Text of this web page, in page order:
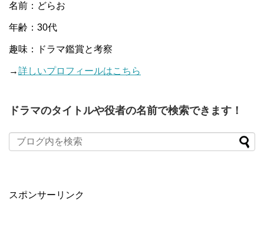
名前：どらお
年齢：30代
趣味：ドラマ鑑賞と考察
→詳しいプロフィールはこちら
ドラマのタイトルや役者の名前で検索できます！
スポンサーリンク